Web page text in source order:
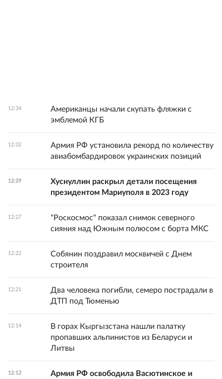
12:34
Американцы начали скупать фляжки с
эмблемой КГБ
12:32
Армия РФ установила рекорд по количеству
авиабомбардировок украинских позиций
12:29
Хуснуллин раскрыл детали посещения
президентом Мариуполя в 2023 году
12:27
"Роскосмос" показал снимок северного
сияния над Южным полюсом с борта МКС
12:22
Собянин поздравил москвичей с Днем
строителя
12:21
Два человека погибли, семеро пострадали в
ДТП под Тюменью
12:14
В горах Кыргызстана нашли палатку
пропавших альпинистов из Беларуси и
Литвы
12:12
Армия РФ освободила Васютинское и